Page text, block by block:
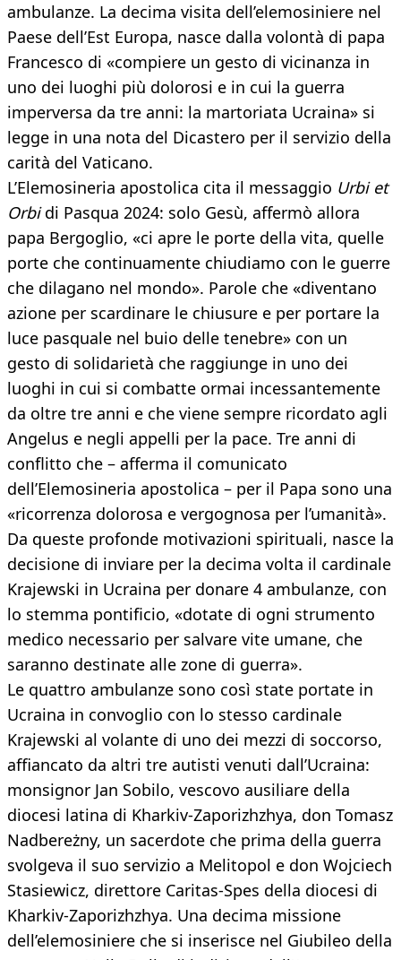
ambulanze. La decima visita dell’elemosiniere nel
Paese dell’Est Europa, nasce dalla volontà di papa
Francesco di «compiere un gesto di vicinanza in
uno dei luoghi più dolorosi e in cui la guerra
imperversa da tre anni: la martoriata Ucraina» si
legge in una nota del Dicastero per il servizio della
carità del Vaticano.
L’Elemosineria apostolica cita il messaggio Urbi et
Orbidi Pasqua 2024: solo Gesù, affermò allora
papa Bergoglio, «ci apre le porte della vita, quelle
porte che continuamente chiudiamo con le guerre
che dilagano nel mondo». Parole che «diventano
azione per scardinare le chiusure e per portare la
luce pasquale nel buio delle tenebre» con un
gesto di solidarietà che raggiunge in uno dei
luoghi in cui si combatte ormai incessantemente
da oltre tre anni e che viene sempre ricordato agli
Angelus e negli appelli per la pace. Tre anni di
conflitto che – afferma il comunicato
dell’Elemosineria apostolica – per il Papa sono una
«ricorrenza dolorosa e vergognosa per l’umanità».
Da queste profonde motivazioni spirituali, nasce la
decisione di inviare per la decima volta il cardinale
Krajewski in Ucraina per donare 4 ambulanze, con
lo stemma pontificio, «dotate di ogni strumento
medico necessario per salvare vite umane, che
saranno destinate alle zone di guerra».
Le quattro ambulanze sono così state portate in
Ucraina in convoglio con lo stesso cardinale
Krajewski al volante di uno dei mezzi di soccorso,
affiancato da altri tre autisti venuti dall’Ucraina:
monsignor Jan Sobilo, vescovo ausiliare della
diocesi latina di Kharkiv-Zaporizhzhya, don Tomasz
Nadbereżny, un sacerdote che prima della guerra
svolgeva il suo servizio a Melitopol e don Wojciech
Stasiewicz, direttore Caritas-Spes della diocesi di
Kharkiv-Zaporizhzhya. Una decima missione
dell’elemosiniere che si inserisce nel Giubileo della